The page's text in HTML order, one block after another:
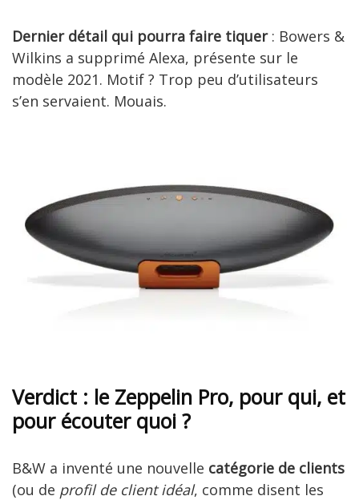
Dernier détail qui pourra faire tiquer: Bowers &
Wilkins a supprimé Alexa, présente sur le
modèle 2021. Motif ? Trop peu d’utilisateurs
s’en servaient. Mouais.
Verdict : le Zeppelin Pro, pour qui, et
pour écouter quoi ?
B&W a inventé une nouvelle catégorie de clients
(ou de profil de client idéal, comme disent les